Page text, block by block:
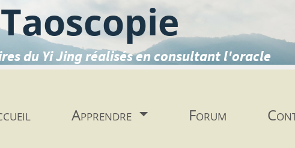
Taoscopie
du Yi Jing réalisés en consultant l'oracle
Apprendre Forum